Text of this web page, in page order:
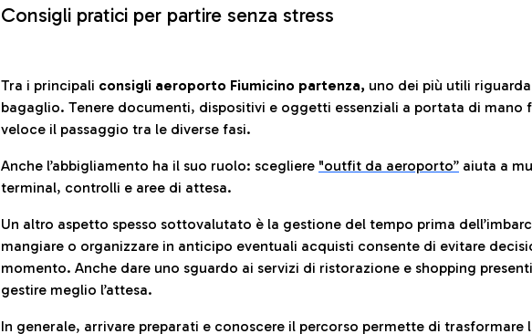
Consigli pratici per partire senza stress
Tra i principali consigli aeroporto Fiumicino partenza, uno dei più utili
bagaglio. Tenere documenti, dispositivi e oggetti essenziali a portata di mano
veloce il passaggio tra le diverse fasi.
Anche l’abbigliamento ha il suo ruolo: scegliere "outfit da aeroporto” aiuta a
terminal, controlli e aree di attesa.
Un altro aspetto spesso sottovalutato è la gestione del tempo prima
mangiare o organizzare in anticipo eventuali acquisti consente di evitare
momento. Anche dare uno sguardo ai servizi di ristorazione e shopping
gestire meglio l’attesa.
In generale, arrivare preparati e conoscere il percorso permette di trasformare